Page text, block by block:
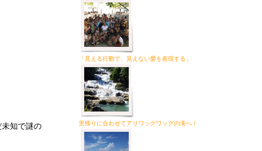
知で謎の
「見える行動で、見えない愛を表現する」
里帰りに合わせてアリワッグワッグの滝へ！